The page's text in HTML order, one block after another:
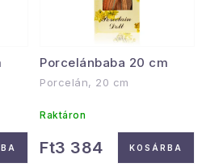
Porcelánbaba 20 cm
Porcelán, 20 cm
Raktáron
Ft3 384 KOSÁRBA